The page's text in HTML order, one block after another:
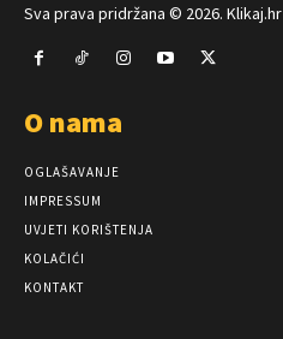
Sva prava pridržana © 2026. Klikaj.hr
O nama
OGLAŠAVANJE
IMPRESSUM
UVJETI KORIŠTENJA
KOLAČIĆI
KONTAKT